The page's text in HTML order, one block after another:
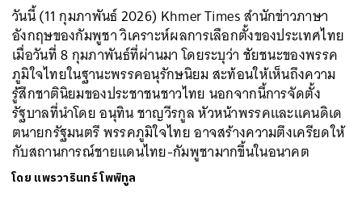
วันนี้ (11 กุมภาพันธ์ 2026) Khmer Times สำนักข่าวภาษา
อังกฤษของกัมพูชา วิเคราะห์ผลการเลือกตั้งของประเทศไทย
เมื่อวันที่ 8 กุมภาพันธ์ที่ผ่านมา โดยระบุว่า ชัยชนะของพรรค
ภูมิใจไทยในฐานะพรรคอนุรักษนิยม สะท้อนให้เห็นถึงความ
รู้สึกชาตินิยมของประชาชนชาวไทย นอกจากนี้การจัดตั้ง
รัฐบาลที่นำโดย อนุทิน ชาญวีรกูล หัวหน้าพรรคและแคนดิเด
ตนายกรัฐมนตรี พรรคภูมิใจไทย อาจสร้างความตึงเครียดให้
กับสถานการณ์ชายแดนไทย-กัมพูชามากขึ้นในอนาคต
โดย แพรวารินทร์ โพพิทูล